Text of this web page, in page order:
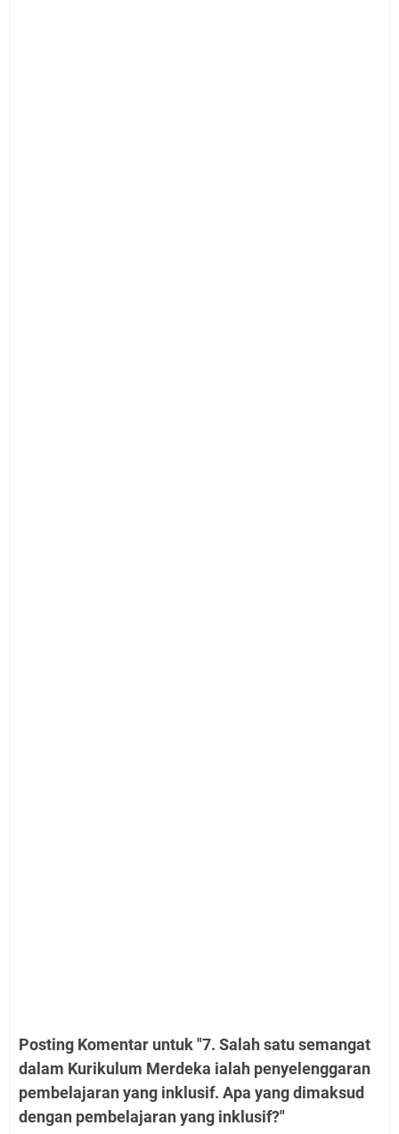
Posting Komentar untuk "7. Salah satu semangat
dalam Kurikulum Merdeka ialah penyelenggaran
pembelajaran yang inklusif. Apa yang dimaksud
dengan pembelajaran yang inklusif?"